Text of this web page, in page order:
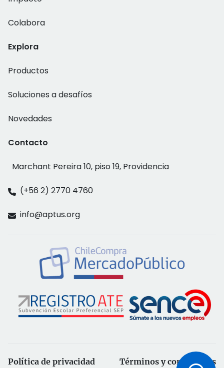
Colabora
Explora
Productos
Soluciones a desafíos
Novedades
Contacto
Marchant Pereira 10, piso 19, Providencia
(+56 2) 2770 4760
info@aptus.org
Política de privacidad Términos y condiciones